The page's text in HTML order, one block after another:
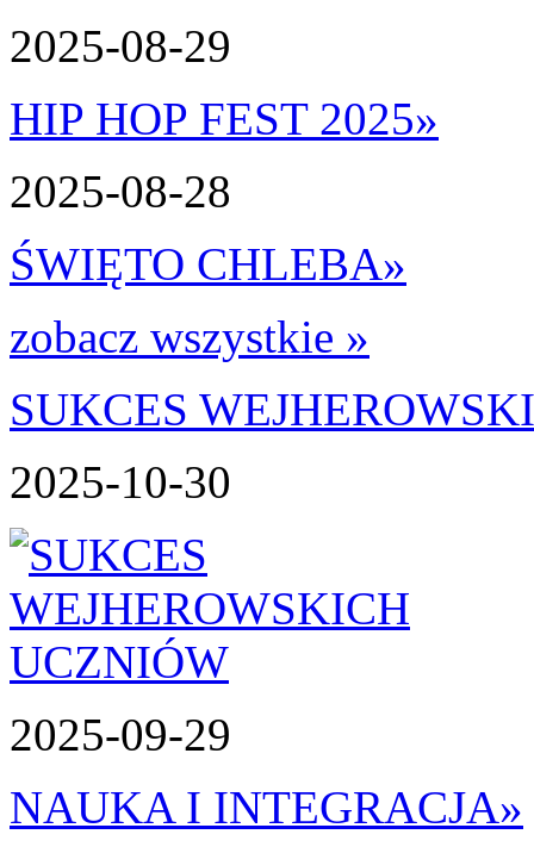
2025-08-29
HIP HOP FEST 2025»
2025-08-28
ŚWIĘTO CHLEBA»
zobacz wszystkie »
SUKCES
2025-10-30
2025-09-29
NAUKA I INTEGRACJA»